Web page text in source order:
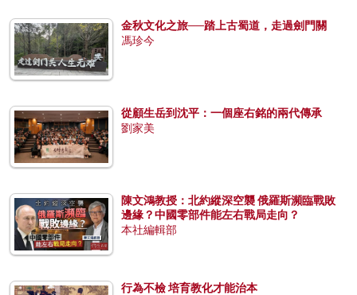
金秋文化之旅──踏上古蜀道，走過劍門關
馮珍今
從顧生岳到沈平：一個座右銘的兩代傳承
劉家美
陳文鴻教授：北約縱深空襲 俄羅斯瀕臨戰敗
邊緣？中國零部件能左右戰局走向？
本社編輯部
行為不檢 培育教化才能治本